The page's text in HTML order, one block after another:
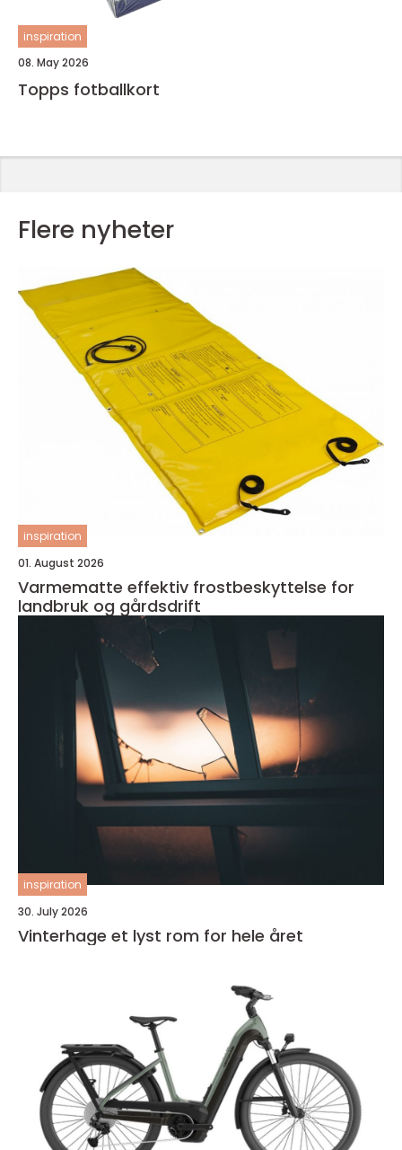
inspiration
08. May 2026
Topps fotballkort
Flere nyheter
inspiration
01. August 2026
Varmematte effektiv frostbeskyttelse for
landbruk og gårdsdrift
inspiration
30. July 2026
Vinterhage et lyst rom for hele året